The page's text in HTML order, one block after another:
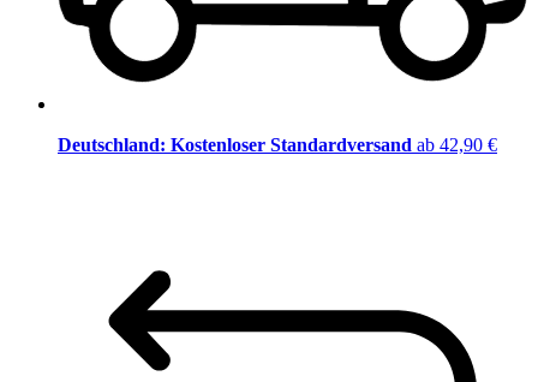
Deutschland: Kostenloser Standardversand ab 42,90 €